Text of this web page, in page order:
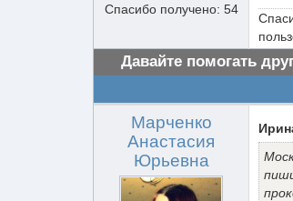
Спасибо получено: 54
Давайте помогать
Марченко
Анастасия
Юрьевна